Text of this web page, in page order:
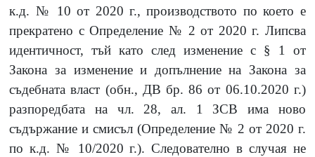
к.д. № 10 от 2020 г., производството по което е
прекратено с Определение № 2 от 2020 г. Липсва
идентичност, тъй като след изменение с § 1 от
Закона за изменение и допълнение на Закона за
съдебната власт (обн., ДВ бр. 86 от 06.10.2020 г.)
разпоредбата на чл. 28, ал. 1 ЗСВ има ново
съдържание и смисъл (Определение № 2 от 2020 г.
по к.д. № 10/2020 г.). Следователно в случая не